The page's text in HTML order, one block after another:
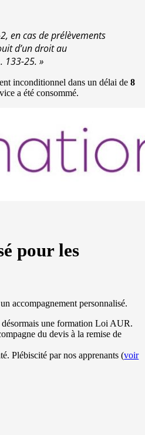
en cas de prélèvements
d’un droit au
133-25. »
inconditionnel dans un délai de8
a été consommé.
pour les
accompagnement personnalisé.
une formation Loi AUR.
du devis à la remise de
Plébiscité par nos apprenants (voir